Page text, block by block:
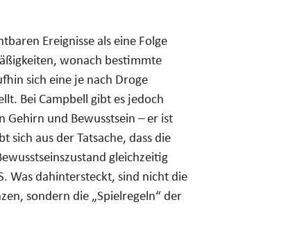
Ereignisse als eine Folge
wonach bestimmte
sich eine je nach Droge
Bei Campbell gibt es jedoch
Gehirn und Bewusstsein – er ist
sich aus der Tatsache, dass die
gleichzeitig
Was dahintersteckt, sind nicht die
sondern die „Spielregeln“ der